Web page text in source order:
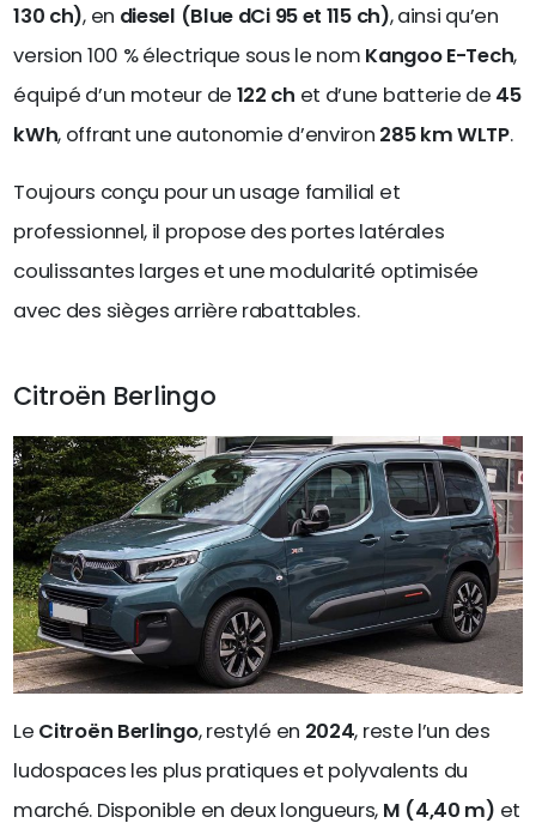
130 ch), en diesel (Blue dCi 95 et 115 ch), ainsi qu’en
version 100 % électrique sous le nom Kangoo E-Tech,
équipé d’un moteur de 122 ch et d’une batterie de 45
kWh, offrant une autonomie d’environ 285 km WLTP.
Toujours conçu pour un usage familial et
professionnel, il propose des portes latérales
coulissantes larges et une modularité optimisée
avec des sièges arrière rabattables.
Citroën Berlingo
Le Citroën Berlingo, restylé en 2024, reste l’un des
ludospaces les plus pratiques et polyvalents du
marché. Disponible en deux longueurs, M (4,40 m) et